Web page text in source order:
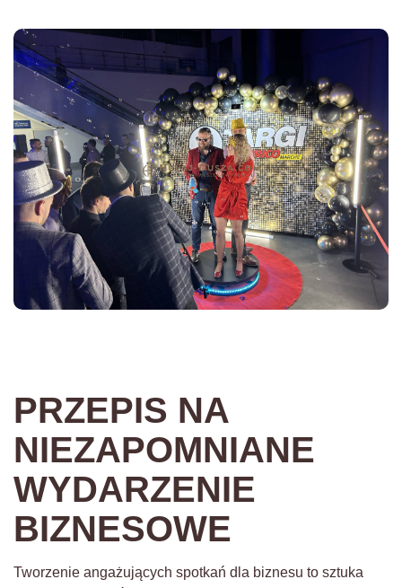
PRZEPIS NA
NIEZAPOMNIANE
WYDARZENIE
BIZNESOWE
Tworzenie angażujących spotkań dla biznesu to sztuka